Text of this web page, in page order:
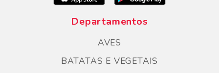
Departamentos
AVES
BATATAS E VEGETAIS